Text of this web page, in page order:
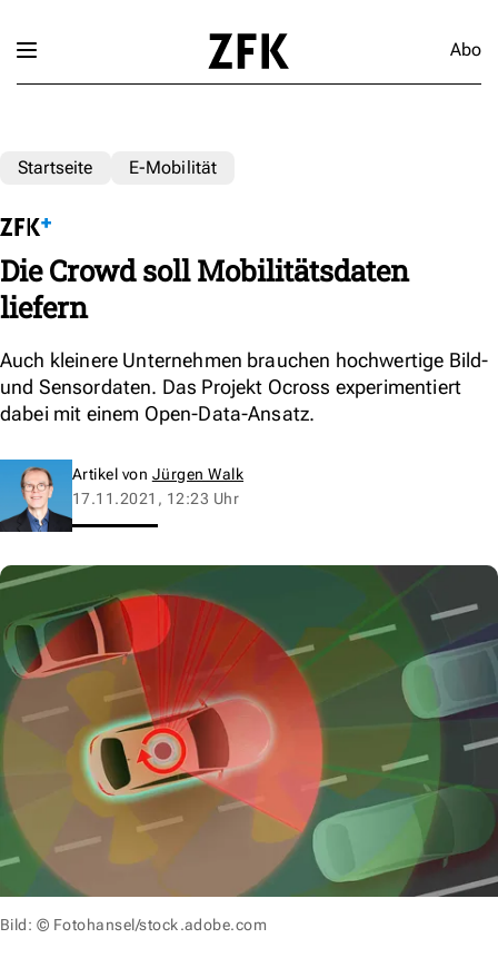
Abo
Startseite E-Mobilität
Die Crowd soll Mobilitätsdaten
liefern
Auch kleinere Unternehmen brauchen hochwertige Bild-
und Sensordaten. Das Projekt Ocross experimentiert
dabei mit einem Open-Data-Ansatz.
Artikel von Jürgen Walk
17.11.2021, 12:23 Uhr
Bild: © Fotohansel/stock.adobe.com